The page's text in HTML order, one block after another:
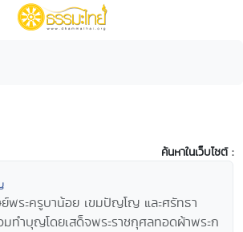
ค้นหาในเว็บไซต์ :
พระครูบาน้อย เขมปัญโญ และศรัทธา
ทำบุญโดยเสด็จพระราชกุศลทอดผ้าพระก